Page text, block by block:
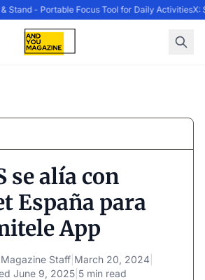
Stand - Portable Focus Tool for Daily ActivitiesX:
se alía con
España para
App
Staff| March 20, 2024|
June 9, 2025 5 min read